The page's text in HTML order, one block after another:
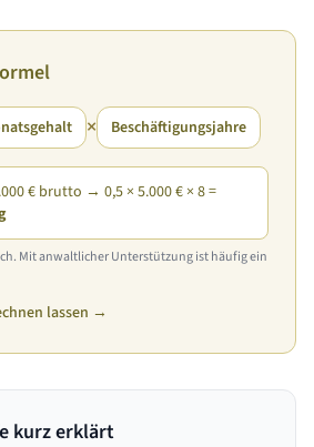
× Beschäftigungsjahre
€ brutto → 0,5 × 5.000 € × 8 =
Mit anwaltlicher Unterstützung ist häufig ein
lassen →
kurz erklärt